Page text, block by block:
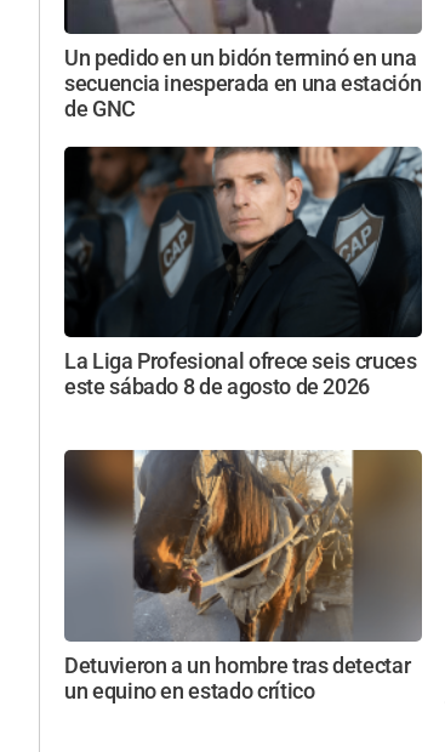
Un pedido en un bidón terminó en una
secuencia inesperada en una estación
de GNC
La Liga Profesional ofrece seis cruces
este sábado 8 de agosto de 2026
Detuvieron a un hombre tras detectar
un equino en estado crítico